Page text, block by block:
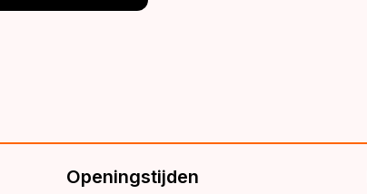
Openingstijden